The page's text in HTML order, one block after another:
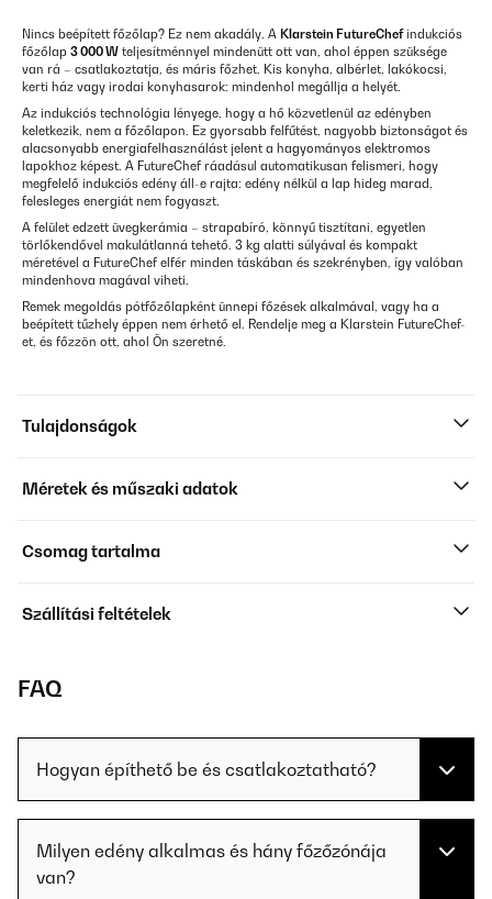
Nincs beépített főzőlap? Ez nem akadály. A Klarstein FutureChefindukciós
főzőlap 3 000 W teljesítménnyel mindenütt ott van, ahol éppen szüksége
van rá – csatlakoztatja, és máris főzhet. Kis konyha, albérlet, lakókocsi,
kerti ház vagy irodai konyhasarok: mindenhol megállja a helyét.
Az indukciós technológia lényege, hogy a hő közvetlenül az edényben
keletkezik, nem a főzőlapon. Ez gyorsabb felfűtést, nagyobb biztonságot és
alacsonyabb energiafelhasználást jelent a hagyományos elektromos
lapokhoz képest. A FutureChef ráadásul automatikusan felismeri, hogy
megfelelő indukciós edény áll-e rajta: edény nélkül a lap hideg marad,
felesleges energiát nem fogyaszt.
A felület edzett üvegkerámia – strapabíró, könnyű tisztítani, egyetlen
törlőkendővel makulátlanná tehető. 3 kg alatti súlyával és kompakt
méretével a FutureChef elfér minden táskában és szekrényben, így valóban
mindenhova magával viheti.
Remek megoldás pótfőzőlapként ünnepi főzések alkalmával, vagy ha a
beépített tűzhely éppen nem érhető el. Rendelje meg a Klarstein FutureChef-
et, és főzzön ott, ahol Ön szeretné.
Tulajdonságok
Méretek és műszaki adatok
Csomag tartalma
Szállítási feltételek
FAQ
Hogyan építhető be és csatlakoztatható?
Milyen edény alkalmas és hány főzőzónája
van?